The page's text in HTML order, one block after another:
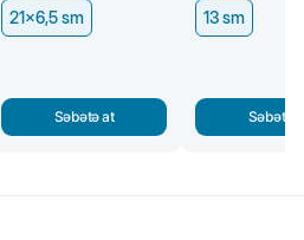
21x6,5 sm
Səbətə at
13 sm
Səbətə